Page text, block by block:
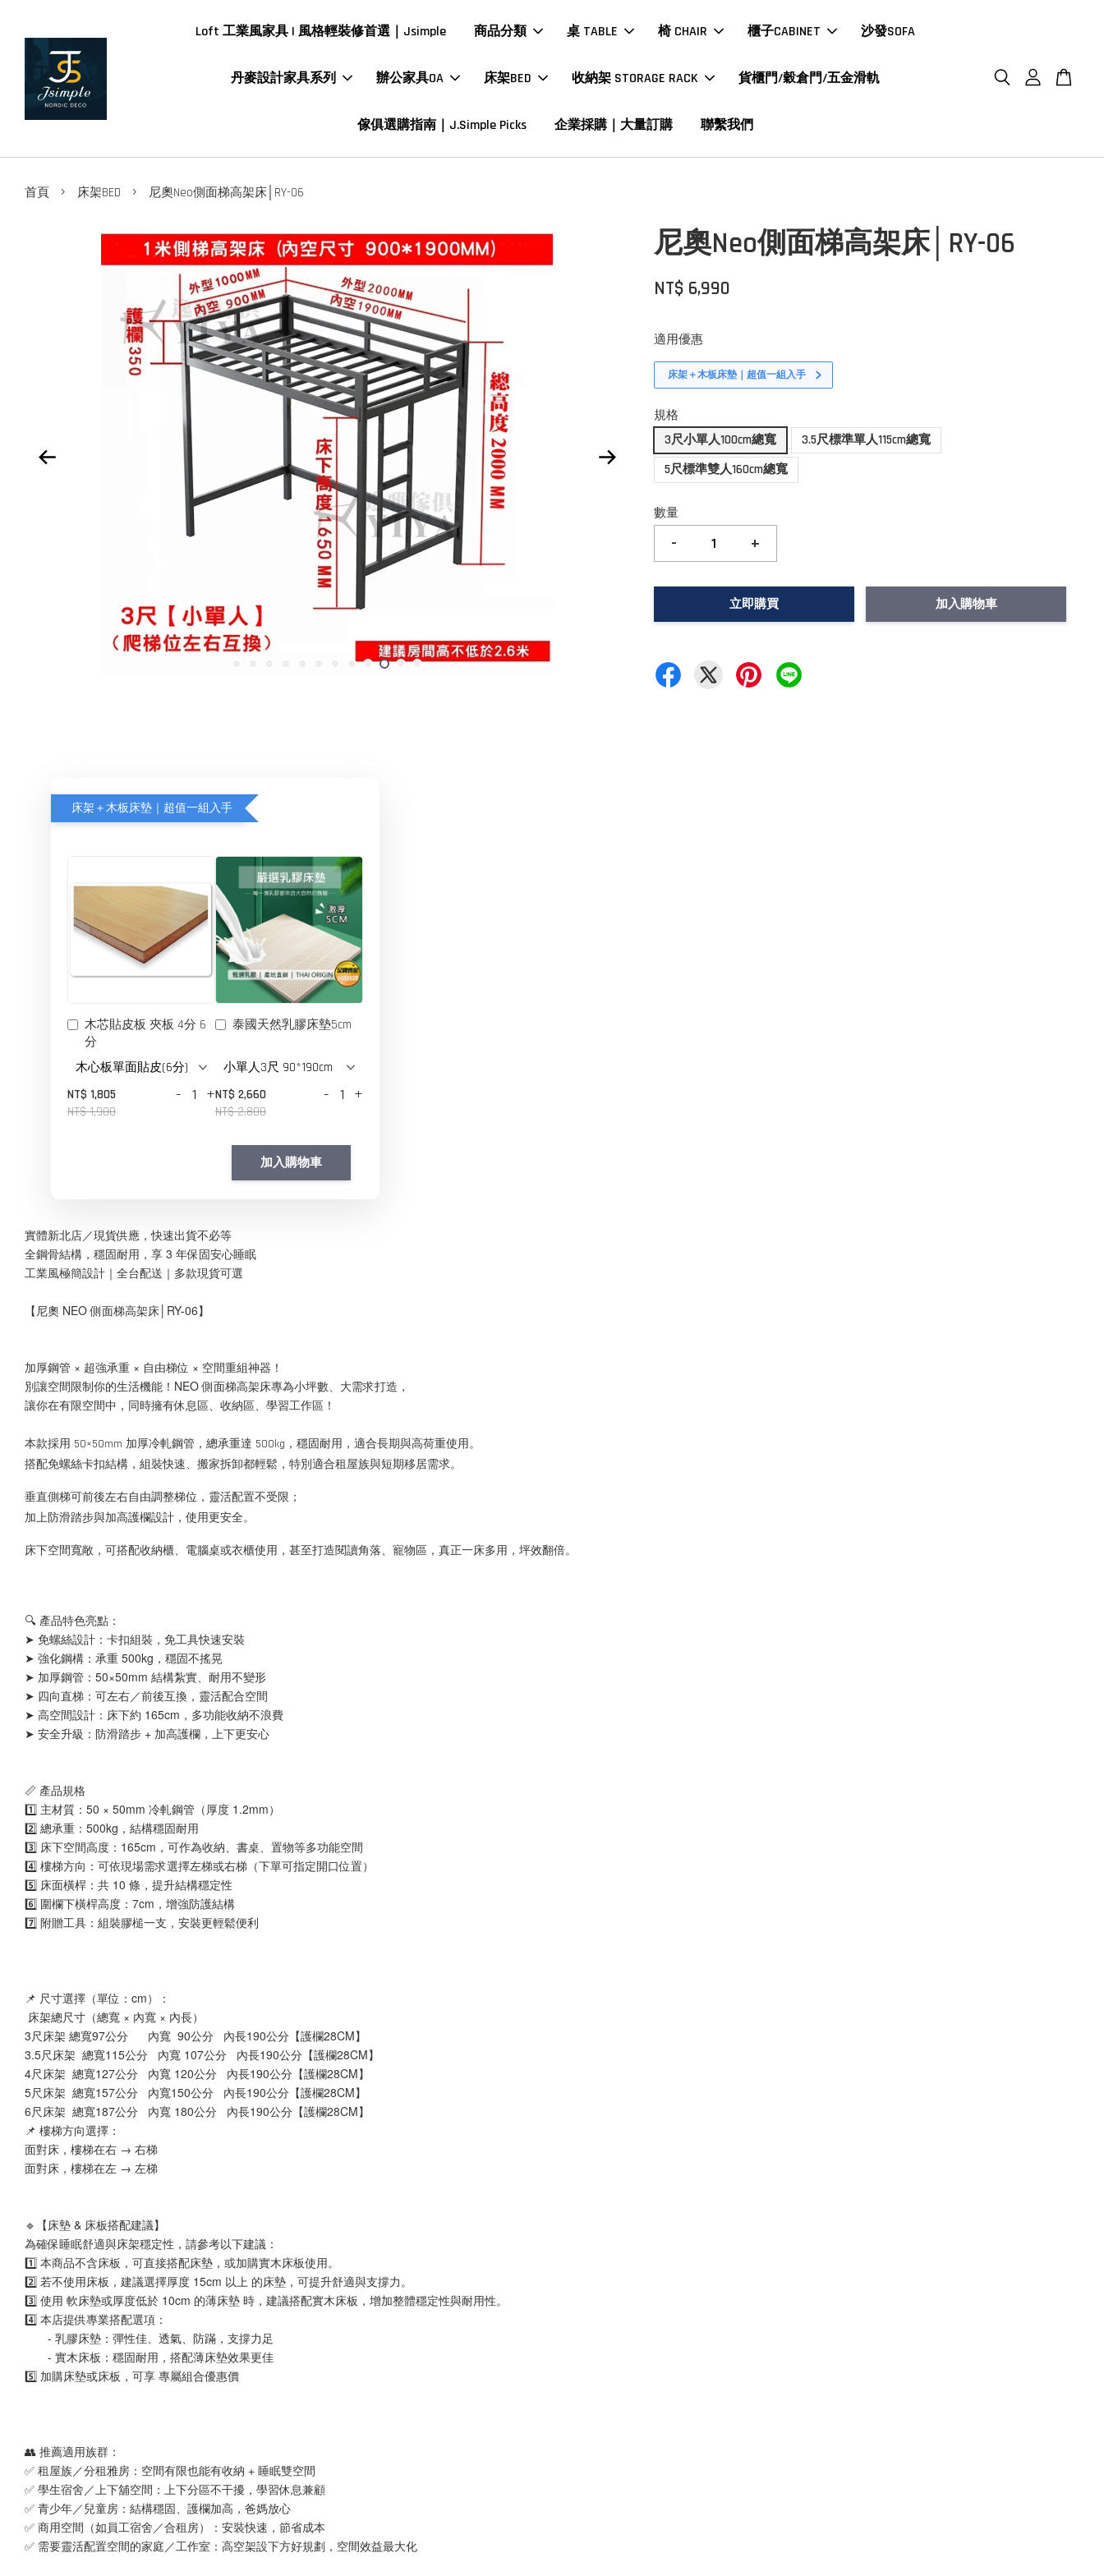
Loft 工業風家具 | 風格輕裝修首選｜Jsimple 商品分類 桌 TABLE 椅 CHAIR 櫃子CABINET 沙發SOFA
丹麥設計家具系列 辦公家具OA 床架BED 收納架 STORAGE RACK 貨櫃門/穀倉門/五金滑軌
傢俱選購指南｜J.Simple Picks 企業採購｜大量訂購 聯繫我們
首頁 › 床架BED › 尼奧Neo側面梯高架床│RY-06
尼奧Neo側面梯高架床│RY-06
NT$ 6,990
適用優惠
床架＋木板床墊｜超值一組入手
規格
3尺小單人100cm總寬
3.5尺標準單人115cm總寬
5尺標準雙人160cm總寬
數量
- +
立即購買 加入購物車
床架＋木板床墊｜超值一組入手
木芯貼皮板 夾板 4分 6
分
NT$ 1,805
NT$ 1,900
- +
泰國天然乳膠床墊5cm
NT$ 2,660
NT$ 2,800
- +
加入購物車
實體新北店／現貨供應，快速出貨不必等
全鋼骨結構，穩固耐用，享 3 年保固安心睡眠
工業風極簡設計｜全台配送｜多款現貨可選
【尼奧 NEO 側面梯高架床│RY-06】
加厚鋼管 × 超強承重 × 自由梯位 × 空間重組神器！
別讓空間限制你的生活機能！NEO 側面梯高架床專為小坪數、大需求打造，
讓你在有限空間中，同時擁有休息區、收納區、學習工作區！
本款採用 50×50mm 加厚冷軋鋼管，總承重達 500kg，穩固耐用，適合長期與高荷重使用。
搭配免螺絲卡扣結構，組裝快速、搬家拆卸都輕鬆，特別適合租屋族與短期移居需求。
垂直側梯可前後左右自由調整梯位，靈活配置不受限；
加上防滑踏步與加高護欄設計，使用更安全。
床下空間寬敞，可搭配收納櫃、電腦桌或衣櫃使用，甚至打造閱讀角落、寵物區，真正一床多用，坪效翻倍。
🔍 產品特色亮點：
➤ 免螺絲設計：卡扣組裝，免工具快速安裝
➤ 強化鋼構：承重 500kg，穩固不搖晃
➤ 加厚鋼管：50×50mm 結構紮實、耐用不變形
➤ 四向直梯：可左右／前後互換，靈活配合空間
➤ 高空間設計：床下約 165cm，多功能收納不浪費
➤ 安全升級：防滑踏步 + 加高護欄，上下更安心
📏 產品規格
1️⃣ 主材質：50 × 50mm 冷軋鋼管（厚度 1.2mm）
2️⃣ 總承重：500kg，結構穩固耐用
3️⃣ 床下空間高度：165cm，可作為收納、書桌、置物等多功能空間
4️⃣ 樓梯方向：可依現場需求選擇左梯或右梯（下單可指定開口位置）
5️⃣ 床面橫桿：共 10 條，提升結構穩定性
6️⃣ 圍欄下橫桿高度：7cm，增強防護結構
7️⃣ 附贈工具：組裝膠槌一支，安裝更輕鬆便利
📌 尺寸選擇（單位：cm）：
床架總尺寸（總寬 × 內寬 × 內長）
3尺床架 總寬97公分      內寬  90公分   內長190公分【護欄28CM】
3.5尺床架  總寬115公分   內寬 107公分   內長190公分【護欄28CM】
4尺床架  總寬127公分   內寬 120公分   內長190公分【護欄28CM】
5尺床架  總寬157公分   內寬150公分   內長190公分【護欄28CM】
6尺床架  總寬187公分   內寬 180公分   內長190公分【護欄28CM】
📌 樓梯方向選擇：
面對床，樓梯在右 → 右梯
面對床，樓梯在左 → 左梯
🔹【床墊 & 床板搭配建議】
為確保睡眠舒適與床架穩定性，請參考以下建議：
1️⃣ 本商品不含床板，可直接搭配床墊，或加購實木床板使用。
2️⃣ 若不使用床板，建議選擇厚度 15cm 以上 的床墊，可提升舒適與支撐力。
3️⃣ 使用 軟床墊或厚度低於 10cm 的薄床墊 時，建議搭配實木床板，增加整體穩定性與耐用性。
4️⃣ 本店提供專業搭配選項：
- 乳膠床墊：彈性佳、透氣、防蹣，支撐力足
- 實木床板：穩固耐用，搭配薄床墊效果更佳
5️⃣ 加購床墊或床板，可享 專屬組合優惠價
👥 推薦適用族群：
✅ 租屋族／分租雅房：空間有限也能有收納 + 睡眠雙空間
✅ 學生宿舍／上下舖空間：上下分區不干擾，學習休息兼顧
✅ 青少年／兒童房：結構穩固、護欄加高，爸媽放心
✅ 商用空間（如員工宿舍／合租房）：安裝快速，節省成本
✅ 需要靈活配置空間的家庭／工作室：高空架設下方好規劃，空間效益最大化